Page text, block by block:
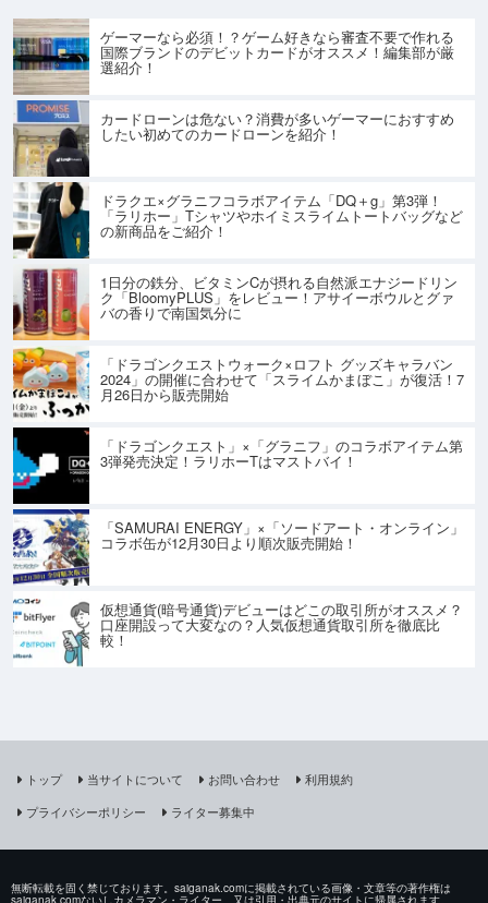
ゲーマーなら必須！？ゲーム好きなら審査不要で作れる
国際ブランドのデビットカードがオススメ！編集部が厳
選紹介！
カードローンは危ない？消費が多いゲーマーにおすすめ
したい初めてのカードローンを紹介！
ドラクエ×グラニフコラボアイテム「DQ＋g」第3弾！
「ラリホー」Tシャツやホイミスライムトートバッグなど
の新商品をご紹介！
1日分の鉄分、ビタミンCが摂れる自然派エナジードリン
ク「BloomyPLUS」をレビュー！アサイーボウルとグァ
バの香りで南国気分に
「ドラゴンクエストウォーク×ロフト グッズキャラバン
2024」の開催に合わせて「スライムかまぼこ」が復活！7
月26日から販売開始
「ドラゴンクエスト」×「グラニフ」のコラボアイテム第
3弾発売決定！ラリホーTはマストバイ！
「SAMURAI ENERGY」×「ソードアート・オンライン」
コラボ缶が12月30日より順次販売開始！
仮想通貨(暗号通貨)デビューはどこの取引所がオススメ？
口座開設って大変なの？人気仮想通貨取引所を徹底比
較！
トップ 当サイトについて お問い合わせ
利用規約
プライバシーポリシー
ライター募集中
無断転載を固く禁じております。saiganak.comに掲載されている画像・文章等の著作権は
saiganak.comないしカメラマン・ライター、又は引用・出典元のサイトに帰属されます。